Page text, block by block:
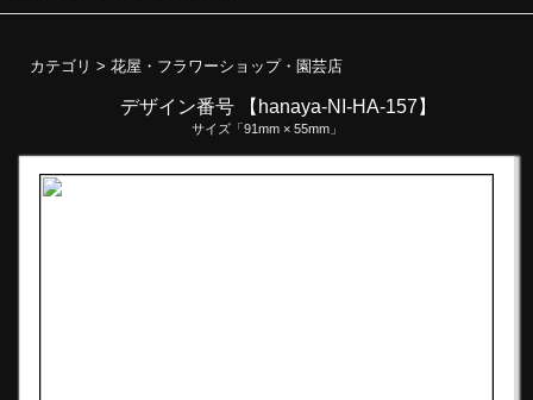
カテゴリ > 花屋・フラワーショップ・園芸店
デザイン番号 【hanaya-NI-HA-157】
サイズ「91mm × 55mm」